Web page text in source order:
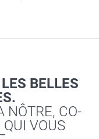
BELLES
NÔTRE, CO-
QUI VOUS